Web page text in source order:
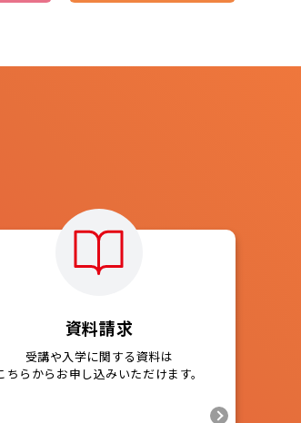
資料請求
受講や入学に関する資料は
ちらからお申し込みいただけます。